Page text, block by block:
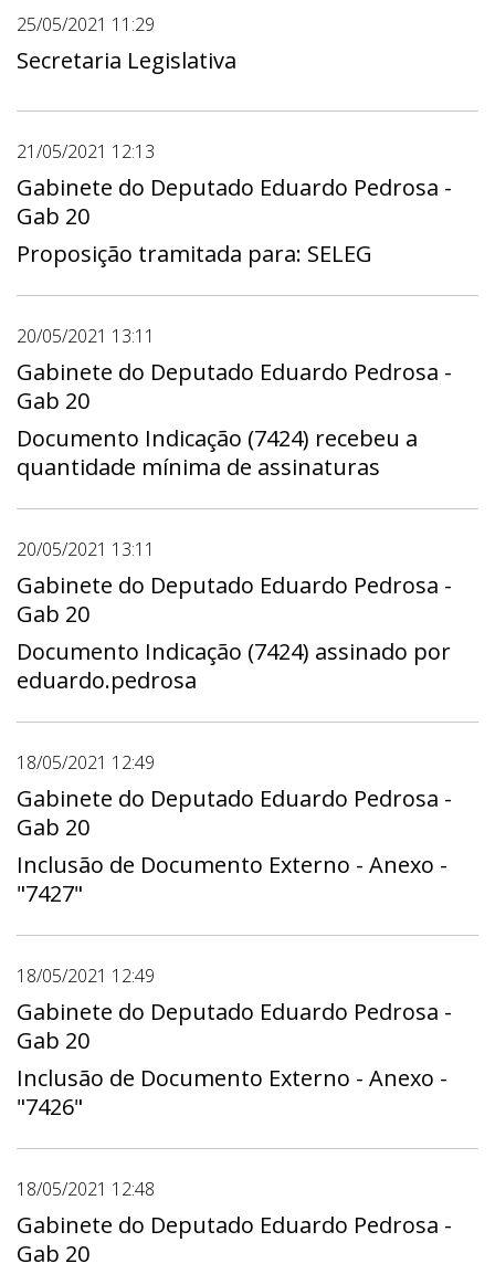
25/05/2021 11:29
Secretaria Legislativa
21/05/2021 12:13
Gabinete do Deputado Eduardo Pedrosa -
Gab 20
Proposição tramitada para: SELEG
20/05/2021 13:11
Gabinete do Deputado Eduardo Pedrosa -
Gab 20
Documento Indicação (7424) recebeu a
quantidade mínima de assinaturas
20/05/2021 13:11
Gabinete do Deputado Eduardo Pedrosa -
Gab 20
Documento Indicação (7424) assinado por
eduardo.pedrosa
18/05/2021 12:49
Gabinete do Deputado Eduardo Pedrosa -
Gab 20
Inclusão de Documento Externo - Anexo -
"7427"
18/05/2021 12:49
Gabinete do Deputado Eduardo Pedrosa -
Gab 20
Inclusão de Documento Externo - Anexo -
"7426"
18/05/2021 12:48
Gabinete do Deputado Eduardo Pedrosa -
Gab 20